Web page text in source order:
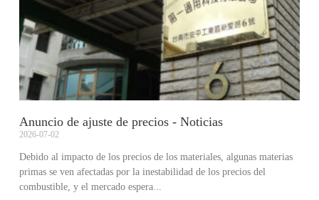
Anuncio de ajuste de precios - Noticias
2026-07-02
Debido al impacto de los precios de los materiales, algunas materias
primas se ven afectadas por la inestabilidad de los precios del
combustible, y el mercado espera...